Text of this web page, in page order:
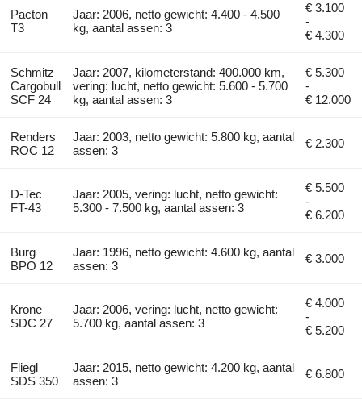
Pacton
T3
Jaar: 2006, netto gewicht: 4.400 - 4.500
kg, aantal assen: 3
€ 3.100
-
€ 4.300
Schmitz
Cargobull
SCF 24
Jaar: 2007, kilometerstand: 400.000 km,
vering: lucht, netto gewicht: 5.600 - 5.700
kg, aantal assen: 3
€ 5.300
-
€ 12.000
Renders
ROC 12
Jaar: 2003, netto gewicht: 5.800 kg, aantal
assen: 3
€ 2.300
D-Tec
FT-43
Jaar: 2005, vering: lucht, netto gewicht:
5.300 - 7.500 kg, aantal assen: 3
€ 5.500
-
€ 6.200
Burg
BPO 12
Jaar: 1996, netto gewicht: 4.600 kg, aantal
assen: 3
€ 3.000
Krone
SDC 27
Jaar: 2006, vering: lucht, netto gewicht:
5.700 kg, aantal assen: 3
€ 4.000
-
€ 5.200
Fliegl
SDS 350
Jaar: 2015, netto gewicht: 4.200 kg, aantal
assen: 3
€ 6.800